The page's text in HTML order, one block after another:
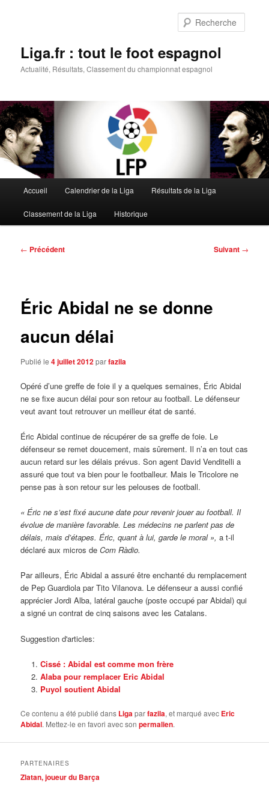
Liga.fr : tout le foot espagnol
Actualité, Résultats, Classement du championnat espagnol
principal
Accueil Calendrier de la Liga Résultats de la Liga
Classement de la Liga Historique
Navigation
← Précédent Suivant →
Éric Abidal ne se donne
aucun délai
Publié le4 juillet 2012parfazila
Opéré d’une greffe de foie il y a quelques semaines, Éric Abidal
ne se fixe aucun délai pour son retour au football. Le défenseur
veut avant tout retrouver un meilleur état de santé.
Éric Abidal continue de récupérer de sa greffe de foie. Le
défenseur se remet doucement, mais sûrement. Il n’a en tout cas
aucun retard sur les délais prévus. Son agent David Venditelli a
assuré que tout va bien pour le footballeur. Mais le Tricolore ne
pense pas à son retour sur les pelouses de football.
« Éric ne s’est fixé aucune date pour revenir jouer au football. Il
évolue de manière favorable. Les médecins ne parlent pas de
délais, mais d’étapes. Éric, quant à lui, garde le moral »,a t-il
déclaré aux micros deCom Ràdio.
Par ailleurs, Éric Abidal a assuré être enchanté du remplacement
de Pep Guardiola par Tito Vilanova. Le défenseur a aussi confié
apprécier Jordi Alba, latéral gauche (poste occupé par Abidal) qui
a signé un contrat de cinq saisons avec les Catalans.
Suggestion d'articles:
Cissé : Abidal est comme mon frère
Alaba pour remplacer Eric Abidal
Puyol soutient Abidal
Ce contenu a été publié dans Ligaparfazila, et marqué avec Eric
Abidal. Mettez-le en favori avec sonpermalien.
PARTENAIRES
Zlatan, joueur du Barça